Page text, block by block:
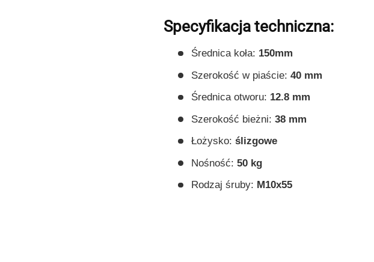
Specyfikacja techniczna:
Średnica koła: 150mm
Szerokość w piaście: 40 mm
Średnica otworu: 12.8 mm
Szerokość bieżni: 38 mm
Łożysko: ślizgowe
Nośność: 50 kg
Rodzaj śruby: M10x55